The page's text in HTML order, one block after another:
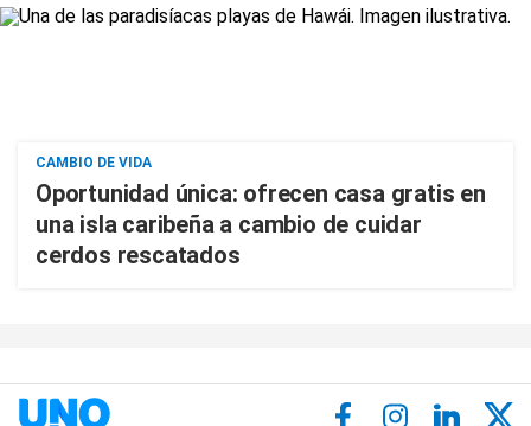
CAMBIO DE VIDA
Oportunidad única: ofrecen casa gratis en
una isla caribeña a cambio de cuidar
cerdos rescatados